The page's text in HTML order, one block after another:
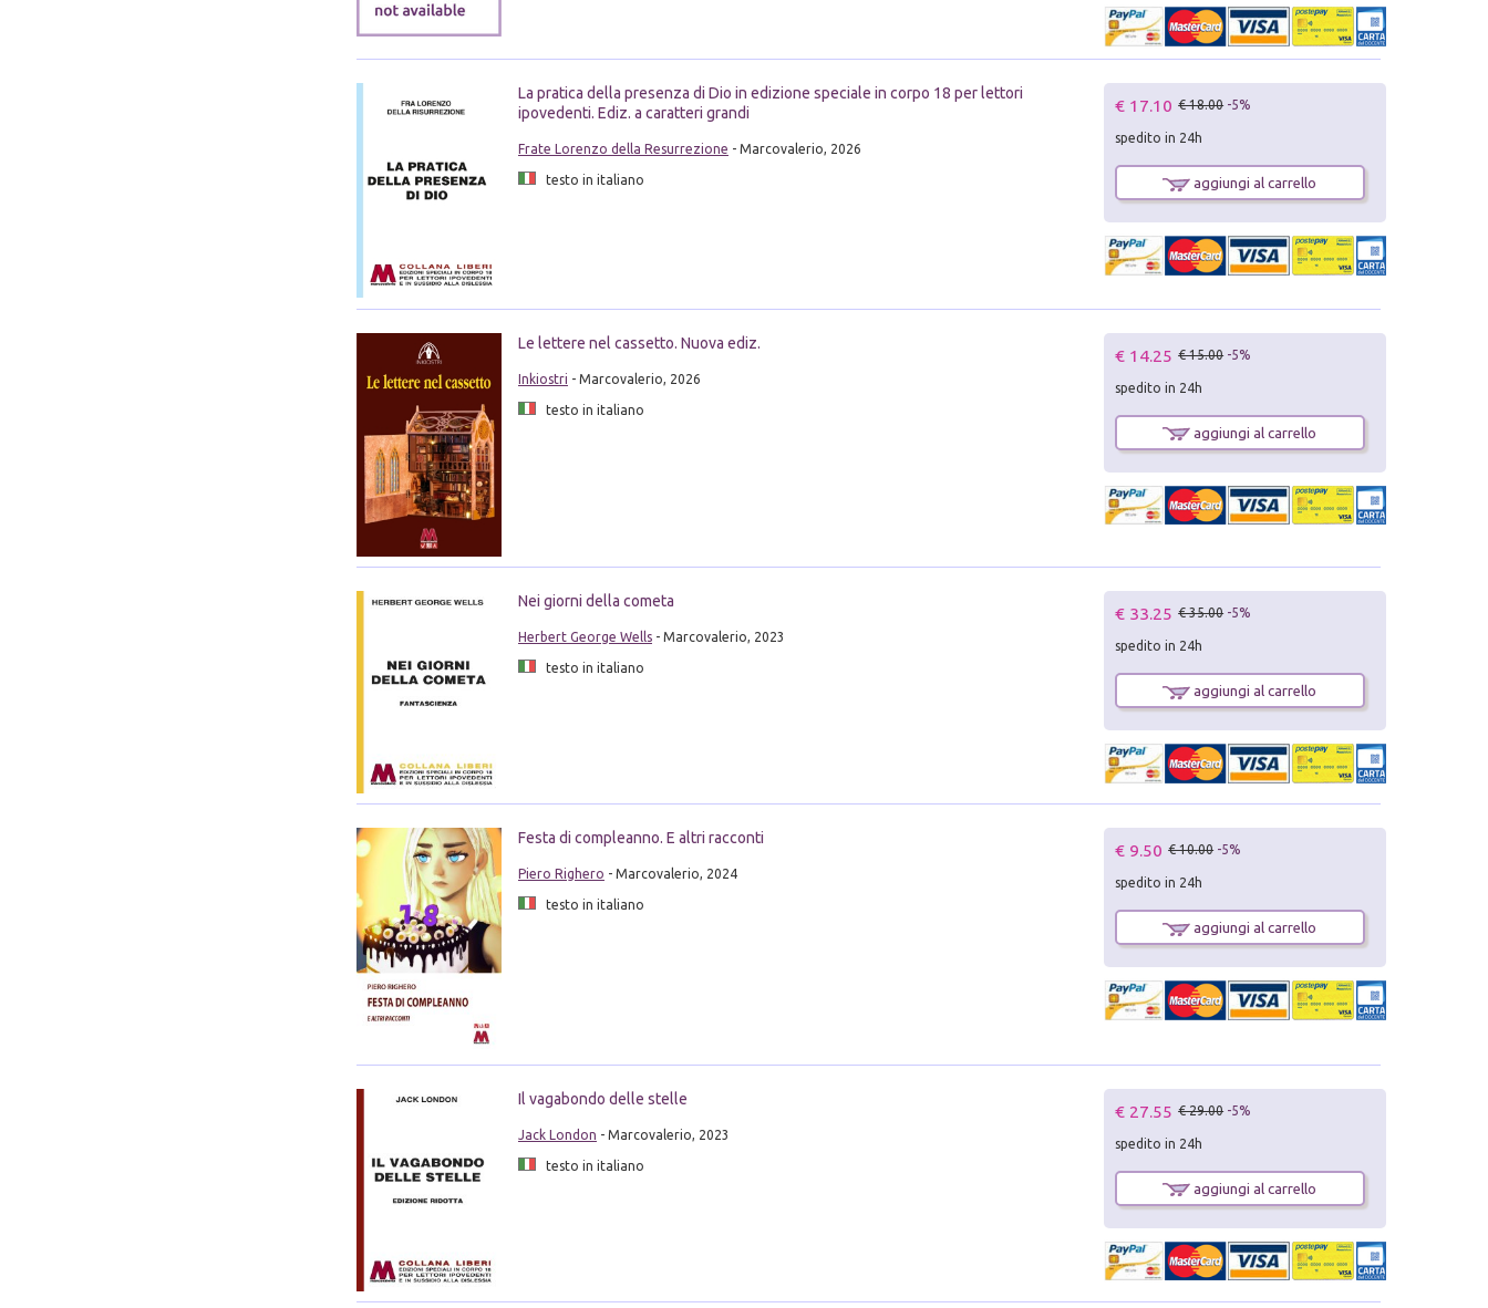
La pratica della presenza di Dio in edizione speciale in corpo 18 per lettori
ipovedenti. Ediz. a caratteri grandi
Frate Lorenzo della Resurrezione - Marcovalerio, 2026
testo in italiano
€ 17.10 € 18.00 -5%
spedito in 24h
aggiungi al carrello
Le lettere nel cassetto. Nuova ediz.
Inkiostri - Marcovalerio, 2026
testo in italiano
€ 14.25 € 15.00 -5%
spedito in 24h
aggiungi al carrello
Nei giorni della cometa
Herbert George Wells- Marcovalerio, 2023
testo in italiano
€ 33.25 € 35.00 -5%
spedito in 24h
aggiungi al carrello
Festa di compleanno. E altri racconti
Piero Righero - Marcovalerio, 2024
testo in italiano
€ 9.50 € 10.00 -5%
spedito in 24h
aggiungi al carrello
Il vagabondo delle stelle
Jack London - Marcovalerio, 2023
testo in italiano
€ 27.55 € 29.00 -5%
spedito in 24h
aggiungi al carrello